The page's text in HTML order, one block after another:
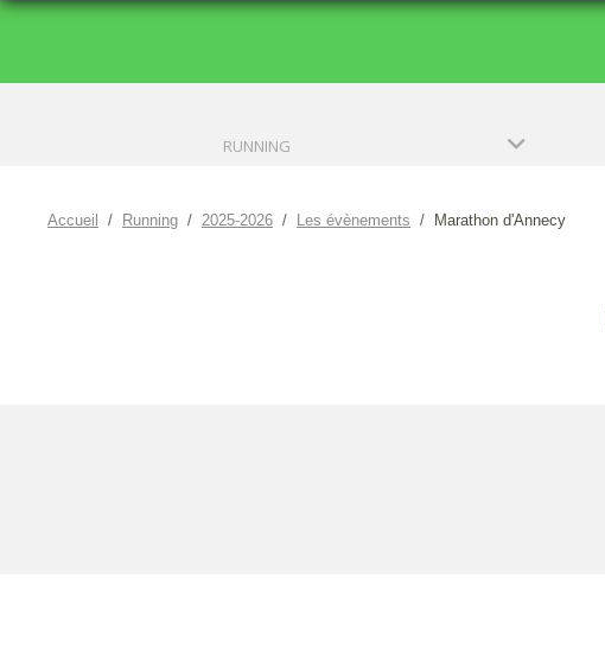
RUNNING
Accueil Running 2025-2026 Les évènements Marathon d'Annecy